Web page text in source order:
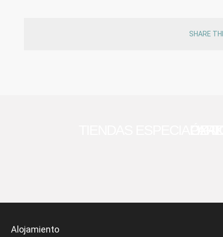
SHARE
Alojamiento